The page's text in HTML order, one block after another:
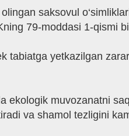
saksovul
79-moddasi 1-qismi
tabiatga yetkazilgan
ekologik muvozanatni
va shamol tezligini